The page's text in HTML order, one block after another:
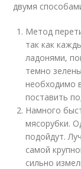
двумя
Метод
так как
ладонями,
темно
необходимо
поставить
Намного
мясорубки.
подойдут.
самой
сильно